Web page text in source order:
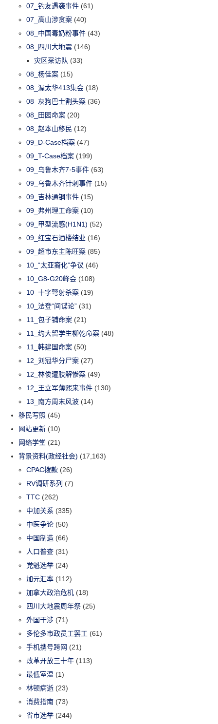
07_钓友遇袭事件 (61)
07_高山涉贪案 (40)
08_中国毒奶粉事件 (43)
08_四川大地震 (146)
灾区采访队 (33)
08_杨佳案 (15)
08_渥太华413集会 (18)
08_灰狗巴士割头案 (36)
08_田园命案 (20)
08_赵本山移民 (12)
09_D-Case档案 (47)
09_T-Case档案 (199)
09_乌鲁木齐7·5事件 (63)
09_乌鲁木齐针刺事件 (15)
09_吉林通钢事件 (15)
09_弗州理工命案 (10)
09_甲型流感(H1N1) (52)
09_红宝石酒楼结业 (16)
09_超市东主陈旺案 (85)
10_“太亚裔化”争议 (46)
10_G8-G20峰会 (108)
10_十字弩射杀案 (19)
10_法登“间谍论” (31)
11_包子铺命案 (21)
11_约大留学生柳乾命案 (48)
11_韩建国命案 (50)
12_刘冠华分尸案 (27)
12_林俊遭肢解惨案 (49)
12_王立军薄熙来事件 (130)
13_南方周末风波 (14)
移民写照 (45)
网站更新 (10)
网络学堂 (21)
背景资料(政经社会) (17,163)
CPAC拨款 (26)
RV调研系列 (7)
TTC (262)
中加关系 (335)
中医争论 (50)
中国制造 (66)
人口普查 (31)
党魁选举 (24)
加元汇率 (112)
加拿大政治危机 (18)
四川大地震周年祭 (25)
外国干涉 (71)
多伦多市政员工罢工 (61)
手机携号跨网 (21)
改革开放三十年 (113)
最低室温 (1)
林顿病逝 (23)
消费指南 (73)
省市选举 (244)